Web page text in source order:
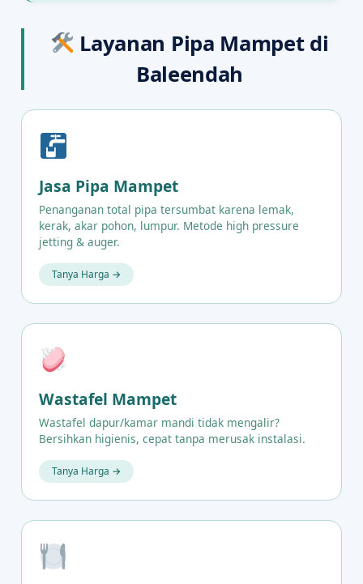
Layanan Pipa Mampet di
Baleendah
Jasa Pipa Mampet
Penanganan total pipa tersumbat karena lemak,
kerak, akar pohon, lumpur. Metode high pressure
jetting & auger.
Tanya Harga →
Wastafel Mampet
Wastafel dapur/kamar mandi tidak mengalir?
Bersihkan higienis, cepat tanpa merusak instalasi.
Tanya Harga →